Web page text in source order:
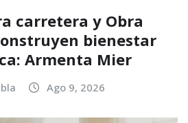
carretera y Obra
bienestar
Armenta Mier
Ago 9, 2026